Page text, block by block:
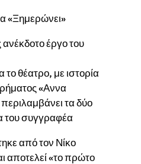
«Ξημερώνει»
έργο του
θέατρο, με ιστορία
«Αννα
τα δύο
του συγγραφέα
από τον Νίκο
αποτελεί «το πρώτο